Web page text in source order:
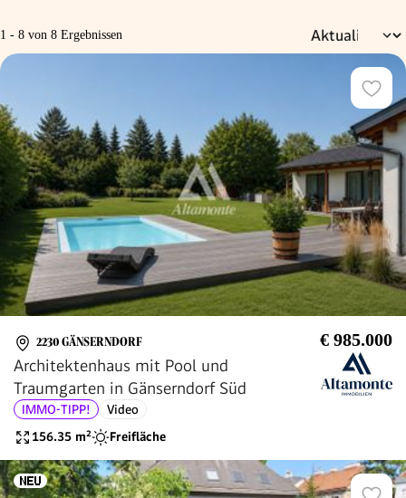
1 - 8 von 8 Ergebnissen
2230 GÄNSERNDORF € 985.000
Architektenhaus mit Pool und
Traumgarten in Gänserndorf Süd
IMMO-TIPP!
Video
156.35 m² Freifläche